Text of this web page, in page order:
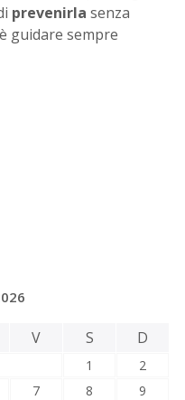
prevenirla senza
guidare sempre
V S D
1
2
7 8
9